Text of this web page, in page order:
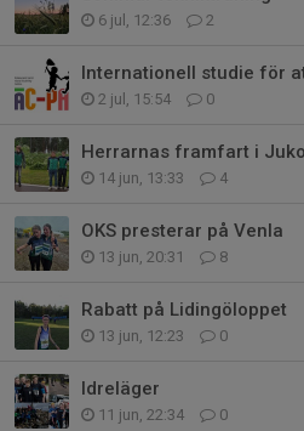
6 jul, 12:36 2
2 jul, 15:54 0
Herrarnas framfart i
14 jun, 13:33 4
OKS presterar på Venla
13 jun, 20:31 8
Rabatt på Lidingöloppet
13 jun, 12:23 0
Idreläger
11 jun, 22:34 0